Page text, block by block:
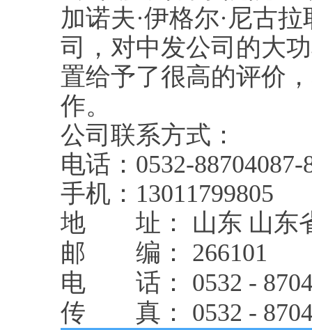
加诺夫·伊格尔·尼古
司，对中发公司的大
置给予了很高的评价
作。
公司联系方式：
电话：0532-88704087-
手机：13011799805
地 址： 山东 山东省
邮 编： 266101
电 话： 0532 -
传 真： 0532 -